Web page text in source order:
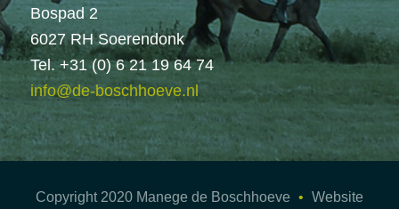
Bospad 2
6027 RH Soerendonk
Tel. +31 (0) 6 21 19 64 74
info@de-boschhoeve.nl
Copyright 2020 Manege de Boschhoeve • Website